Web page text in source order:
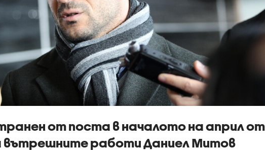
от поста в началото на април от
вътрешните работи Даниел Митов